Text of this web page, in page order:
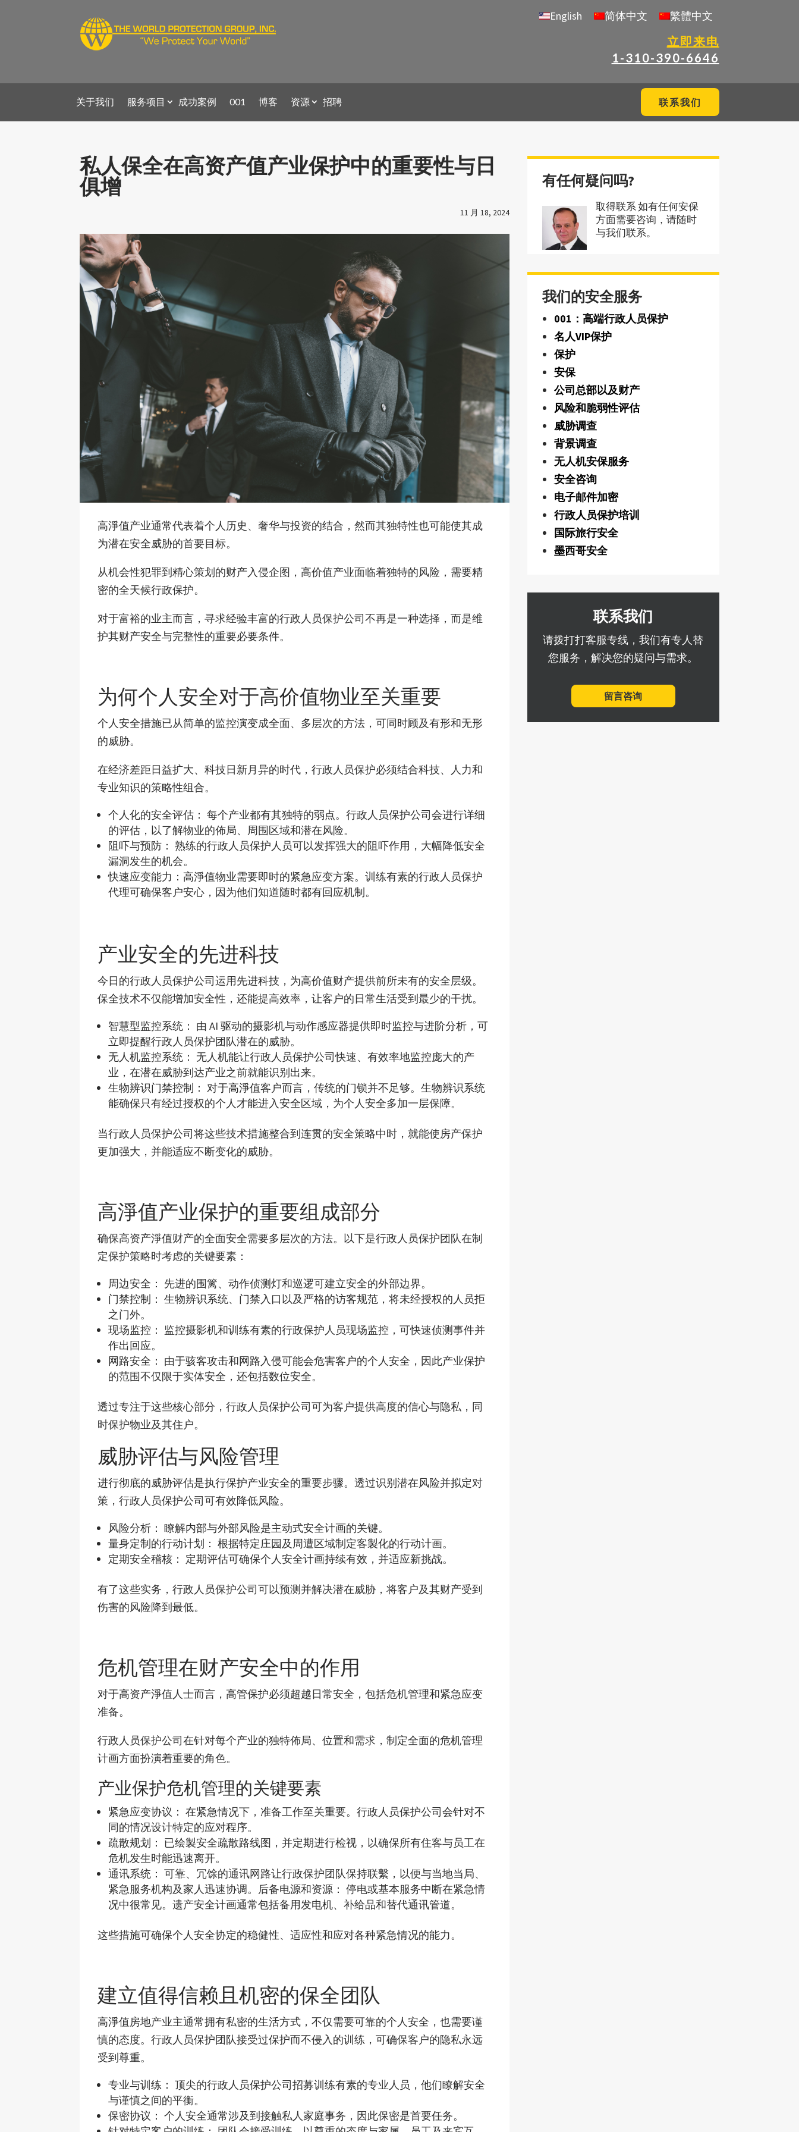
English 简体中文 繁體中文
立即来电
1-310-390-6646
关于我们 服务项目 成功案例 001 博客 资源 招聘 联系我们
私人保全在高资产值产业保护中的重要性与日
俱增
11 月 18, 2024
高淨值产业通常代表着个人历史、奢华与投资的结合，然而其独特性也可能使其成
为潜在安全威胁的首要目标。
从机会性犯罪到精心策划的财产入侵企图，高价值产业面临着独特的风险，需要精
密的全天候行政保护。
对于富裕的业主而言，寻求经验丰富的行政人员保护公司不再是一种选择，而是维
护其财产安全与完整性的重要必要条件。
为何个人安全对于高价值物业至关重要
个人安全措施已从简单的监控演变成全面、多层次的方法，可同时顾及有形和无形
的威胁。
在经济差距日益扩大、科技日新月异的时代，行政人员保护必须结合科技、人力和
专业知识的策略性组合。
个人化的安全评估： 每个产业都有其独特的弱点。行政人员保护公司会进行详细
的评估，以了解物业的佈局、周围区域和潜在风险。
阻吓与预防： 熟练的行政人员保护人员可以发挥强大的阻吓作用，大幅降低安全
漏洞发生的机会。
快速应变能力：高淨值物业需要即时的紧急应变方案。训练有素的行政人员保护
代理可确保客户安心，因为他们知道随时都有回应机制。
产业安全的先进科技
今日的行政人员保护公司运用先进科技，为高价值财产提供前所未有的安全层级。
保全技术不仅能增加安全性，还能提高效率，让客户的日常生活受到最少的干扰。
智慧型监控系统： 由 AI 驱动的摄影机与动作感应器提供即时监控与进阶分析，可
立即提醒行政人员保护团队潜在的威胁。
无人机监控系统： 无人机能让行政人员保护公司快速、有效率地监控庞大的产
业，在潜在威胁到达产业之前就能识别出来。
生物辨识门禁控制： 对于高淨值客户而言，传统的门锁并不足够。生物辨识系统
能确保只有经过授权的个人才能进入安全区域，为个人安全多加一层保障。
当行政人员保护公司将这些技术措施整合到连贯的安全策略中时，就能使房产保护
更加强大，并能适应不断变化的威胁。
高淨值产业保护的重要组成部分
确保高资产淨值财产的全面安全需要多层次的方法。以下是行政人员保护团队在制
定保护策略时考虑的关键要素：
周边安全： 先进的围篱、动作侦测灯和巡逻可建立安全的外部边界。
门禁控制： 生物辨识系统、门禁入口以及严格的访客规范，将未经授权的人员拒
之门外。
现场监控： 监控摄影机和训练有素的行政保护人员现场监控，可快速侦测事件并
作出回应。
网路安全： 由于骇客攻击和网路入侵可能会危害客户的个人安全，因此产业保护
的范围不仅限于实体安全，还包括数位安全。
透过专注于这些核心部分，行政人员保护公司可为客户提供高度的信心与隐私，同
时保护物业及其住户。
威胁评估与风险管理
进行彻底的威胁评估是执行保护产业安全的重要步骤。透过识别潜在风险并拟定对
策，行政人员保护公司可有效降低风险。
风险分析： 瞭解内部与外部风险是主动式安全计画的关键。
量身定制的行动计划： 根据特定庄园及周遭区域制定客製化的行动计画。
定期安全稽核： 定期评估可确保个人安全计画持续有效，并适应新挑战。
有了这些实务，行政人员保护公司可以预测并解决潜在威胁，将客户及其财产受到
伤害的风险降到最低。
危机管理在财产安全中的作用
对于高资产淨值人士而言，高管保护必须超越日常安全，包括危机管理和紧急应变
准备。
行政人员保护公司在针对每个产业的独特佈局、位置和需求，制定全面的危机管理
计画方面扮演着重要的角色。
产业保护危机管理的关键要素
紧急应变协议： 在紧急情况下，准备工作至关重要。行政人员保护公司会针对不
同的情况设计特定的应对程序。
疏散规划： 已绘製安全疏散路线图，并定期进行检视，以确保所有住客与员工在
危机发生时能迅速离开。
通讯系统： 可靠、冗馀的通讯网路让行政保护团队保持联繫，以便与当地当局、
紧急服务机构及家人迅速协调。后备电源和资源： 停电或基本服务中断在紧急情
况中很常见。遗产安全计画通常包括备用发电机、补给品和替代通讯管道。
这些措施可确保个人安全协定的稳健性、适应性和应对各种紧急情况的能力。
建立值得信赖且机密的保全团队
高淨值房地产业主通常拥有私密的生活方式，不仅需要可靠的个人安全，也需要谨
慎的态度。行政人员保护团队接受过保护而不侵入的训练，可确保客户的隐私永远
受到尊重。
专业与训练： 顶尖的行政人员保护公司招募训练有素的专业人员，他们瞭解安全
与谨慎之间的平衡。
保密协议： 个人安全通常涉及到接触私人家庭事务，因此保密是首要任务。
有任何疑问吗?
取得联系 如有任何安保
方面需要咨询，请随时
与我们联系。
我们的安全服务
001：高端行政人员保护
名人VIP保护
保护
安保
公司总部以及财产
风险和脆弱性评估
威胁调查
背景调查
无人机安保服务
安全咨询
电子邮件加密
行政人员保护培训
国际旅行安全
墨西哥安全
联系我们
请拨打打客服专线，我们有专人替
您服务，解决您的疑问与需求。
留言咨询